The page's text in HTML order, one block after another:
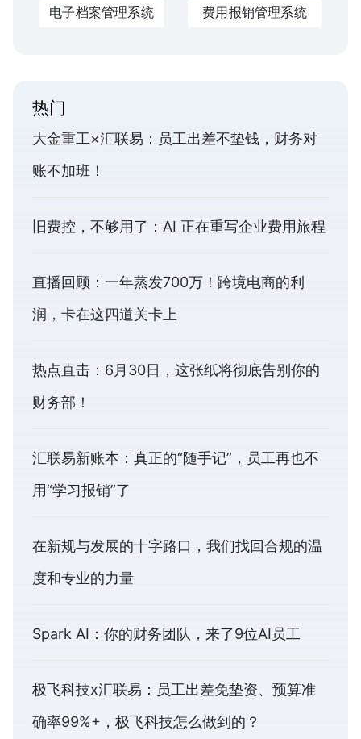
电子档案管理系统 费用报销管理系统
热门
大金重工×汇联易：员工出差不垫钱，财务对
账不加班！
旧费控，不够用了：AI 正在重写企业费用旅程
直播回顾：一年蒸发700万！跨境电商的利
润，卡在这四道关卡上
热点直击：6月30日，这张纸将彻底告别你的
财务部！
汇联易新账本：真正的“随手记”，员工再也不
用“学习报销”了
在新规与发展的十字路口，我们找回合规的温
度和专业的力量
Spark AI：你的财务团队，来了9位AI员工
极飞科技x汇联易：员工出差免垫资、预算准
确率99%+，极飞科技怎么做到的？